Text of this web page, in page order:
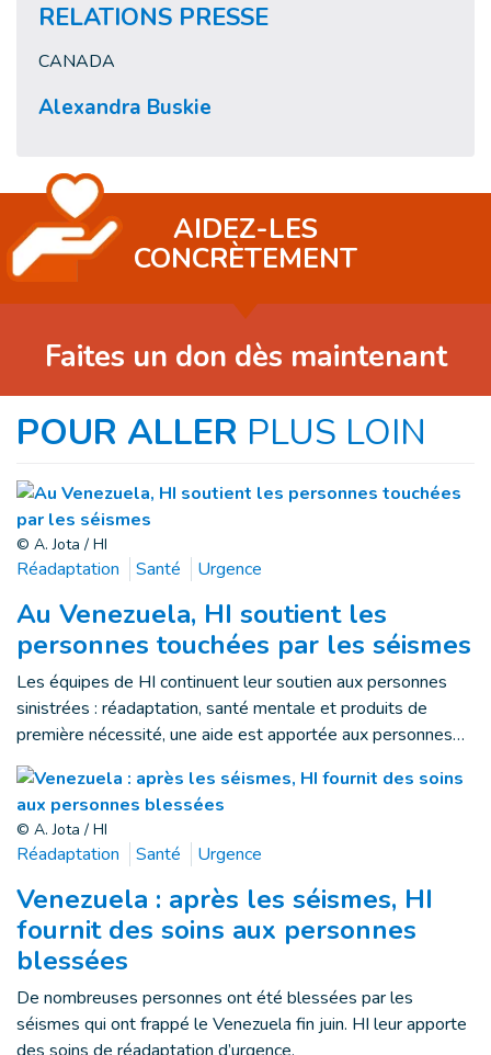
RELATIONS PRESSE
CANADA
Alexandra Buskie
AIDEZ-LES
CONCRÈTEMENT
Faites un don dès maintenant
POUR ALLER PLUS LOIN
© A. Jota / HI
Réadaptation Santé Urgence
Au Venezuela, HI soutient les
personnes touchées par les séismes
Les équipes de HI continuent leur soutien aux personnes
sinistrées : réadaptation, santé mentale et produits de
première nécessité, une aide est apportée aux personnes…
© A. Jota / HI
Réadaptation Santé Urgence
Venezuela : après les séismes, HI
fournit des soins aux personnes
blessées
De nombreuses personnes ont été blessées par les
séismes qui ont frappé le Venezuela fin juin. HI leur apporte